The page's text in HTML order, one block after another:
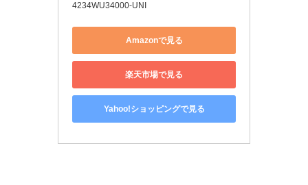
4234WU34000-UNI
Amazonで見る
楽天市場で見る
Yahoo!ショッピングで見る